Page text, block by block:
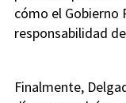
cómo el Gobierno
responsabilidad
Finalmente,